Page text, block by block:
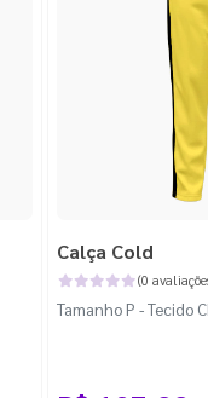
Calça Cold
(0
Tamanho P - Tecido